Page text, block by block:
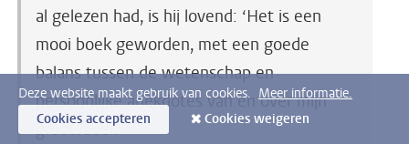
al gelezen had, is hij lovend: ‘Het is een
mooi boek geworden, met een goede
balans tussen de wetenschap en
persoonlijke anekdotes van en over mijn
grootvader.’
Deze website maakt gebruik van cookies. Meer informatie.
Cookies accepteren
Cookies weigeren